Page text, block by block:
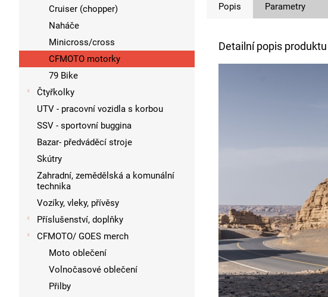
Cruiser (chopper)
Naháče
Minicross/cross
CFMOTO motorky
79 Bike
Čtyřkolky
UTV - pracovní vozidla s korbou
SSV - sportovní buggina
Bazar- předváděcí stroje
Skútry
Zahradní, zemědělská a komunální
technika
Vozíky, vleky, přívěsy
Příslušenství, doplňky
CFMOTO/ GOES merch
Moto oblečení
Volnočasové oblečení
Přilby
Popis Parametry
Detailní popis produktu